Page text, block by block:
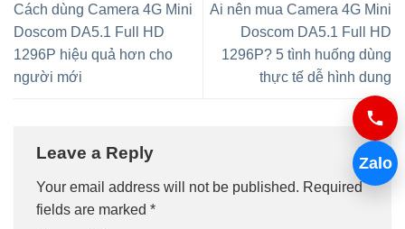
Cách dùng Camera 4G Mini
Doscom DA5.1 Full HD
1296P hiệu quả hơn cho
người mới
Ai nên mua Camera 4G Mini
Doscom DA5.1 Full HD
1296P? 5 tình huống dùng
thực tế dễ hình dung
Leave a Reply
Your email address will not be published. Required
fields are marked *
Zalo